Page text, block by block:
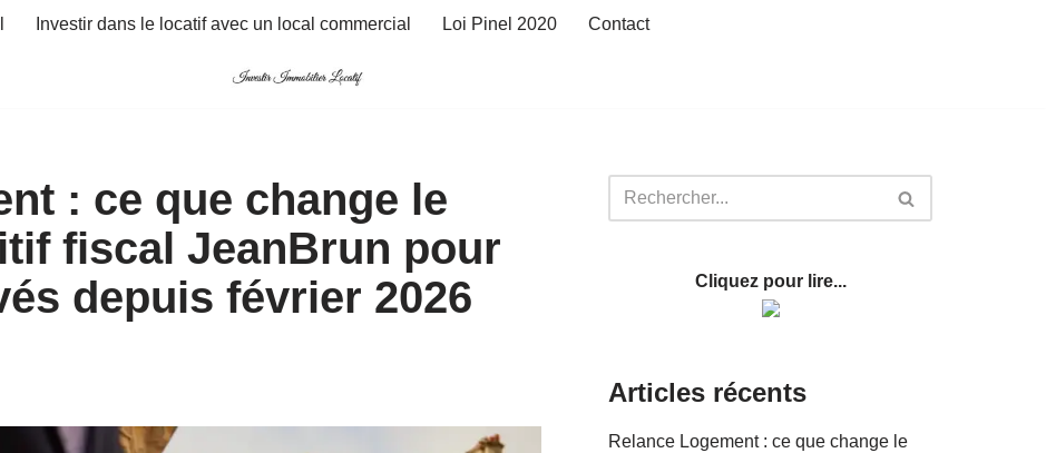
Investir dans le locatif avec un local commercial Loi Pinel 2020 Contact
: ce que change le
fiscal JeanBrun pour
depuis février 2026
Cliquez pour lire...
Articles récents
Relance Logement : ce que change le